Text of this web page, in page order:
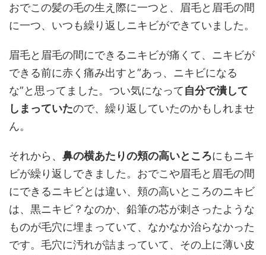
おでこの髪の毛の生え際に一つと、眉毛と眉毛の間
に一つ、いつも繰り返しニキビができていました。
眉毛と眉毛の間にできるニキビが痛くて、ニキビが
できる前に赤く痛み出すと”あっ、ニキビになる
な”と思ってました。つい気になって自分で潰して
しまっていたので、繰り返していたのかもしれませ
ん。
それから、 鼻の横あたりの頬の高いところにもニキ
ビが繰り返しできました。おでこや眉毛と眉毛の間
にできるニキビとは違い、頬の高いところのニキビ
は、黒ニキビ？なのか、鉛筆の芯が刺さったような
ものが毛穴に埋まっていて、なかなか治らなかった
です。毛穴に汚れが詰まっていて、その上に薄い皮